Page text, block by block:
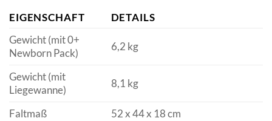
EIGENSCHAFT
DETAILS
Gewicht (mit 0+
Newborn Pack)
6,2 kg
Gewicht (mit
Liegewanne)
8,1 kg
Faltmaß
52 x 44 x 18 cm